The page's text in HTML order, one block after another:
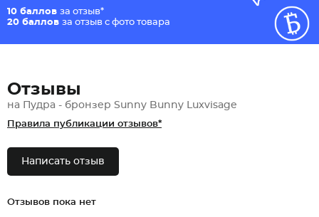
10 баллов за отзыв*
20 баллов за отзыв с фото товара
Отзывы
на Пудра - бронзер Sunny Bunny Luxvisage
Правила публикации отзывов*
Написать отзыв
Отзывов пока нет